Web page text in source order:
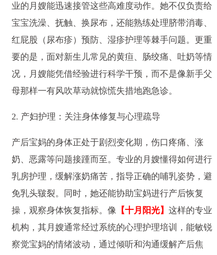
业的月嫂能迅速接管这些高难度动作。她不仅负责给
宝宝洗澡、抚触、换尿布，还能熟练处理脐带消毒、
红屁股（尿布疹）预防、湿疹护理等棘手问题。更重
要的是，面对新生儿常见的黄疸、肠绞痛、吐奶等情
况，月嫂能凭借经验进行科学干预，而不是像新手父
母那样一有风吹草动就惊慌失措地跑急诊。
2. 产妇护理：关注身体修复与心理疏导
产后宝妈的身体正处于剧烈变化期，伤口疼痛、涨
奶、恶露等问题接踵而至。专业的月嫂懂得如何进行
乳房护理，缓解涨奶痛苦，指导正确的哺乳姿势，避
免乳头皲裂。同时，她还能协助宝妈进行产后恢复
操，观察身体恢复指标。像 【十月阳光】 这样的专业
机构，其月嫂通常经过系统的心理护理培训，能敏锐
察觉宝妈的情绪波动，通过倾听和沟通缓解产后焦